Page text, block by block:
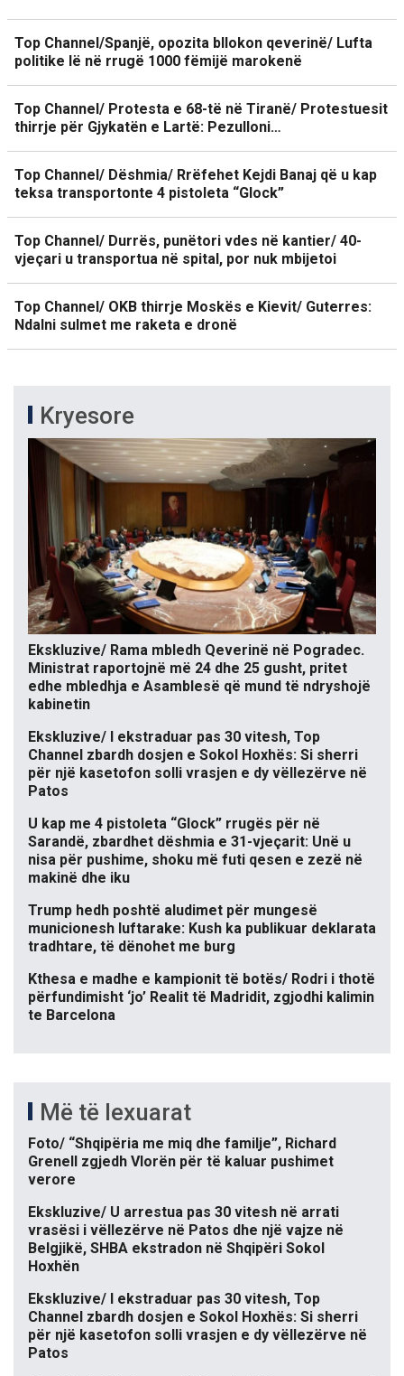
Top Channel/Spanjë, opozita bllokon qeverinë/ Lufta
politike lë në rrugë 1000 fëmijë marokenë
Top Channel/ Protesta e 68-të në Tiranë/ Protestuesit
thirrje për Gjykatën e Lartë: Pezulloni…
Top Channel/ Dëshmia/ Rrëfehet Kejdi Banaj që u kap
teksa transportonte 4 pistoleta “Glock”
Top Channel/ Durrës, punëtori vdes në kantier/ 40-
vjeçari u transportua në spital, por nuk mbijetoi
Top Channel/ OKB thirrje Moskës e Kievit/ Guterres:
Ndalni sulmet me raketa e dronë
Kryesore
Ekskluzive/ Rama mbledh Qeverinë në Pogradec.
Ministrat raportojnë më 24 dhe 25 gusht, pritet
edhe mbledhja e Asamblesë që mund të ndryshojë
kabinetin
Ekskluzive/ I ekstraduar pas 30 vitesh, Top
Channel zbardh dosjen e Sokol Hoxhës: Si sherri
për një kasetofon solli vrasjen e dy vëllezërve në
Patos
U kap me 4 pistoleta “Glock” rrugës për në
Sarandë, zbardhet dëshmia e 31-vjeçarit: Unë u
nisa për pushime, shoku më futi qesen e zezë në
makinë dhe iku
Trump hedh poshtë aludimet për mungesë
municionesh luftarake: Kush ka publikuar deklarata
tradhtare, të dënohet me burg
Kthesa e madhe e kampionit të botës/ Rodri i thotë
përfundimisht ‘jo’ Realit të Madridit, zgjodhi kalimin
te Barcelona
Më të lexuarat
Foto/ “Shqipëria me miq dhe familje”, Richard
Grenell zgjedh Vlorën për të kaluar pushimet
verore
Ekskluzive/ U arrestua pas 30 vitesh në arrati
vrasësi i vëllezërve në Patos dhe një vajze në
Belgjikë, SHBA ekstradon në Shqipëri Sokol
Hoxhën
Ekskluzive/ I ekstraduar pas 30 vitesh, Top
Channel zbardh dosjen e Sokol Hoxhës: Si sherri
për një kasetofon solli vrasjen e dy vëllezërve në
Patos